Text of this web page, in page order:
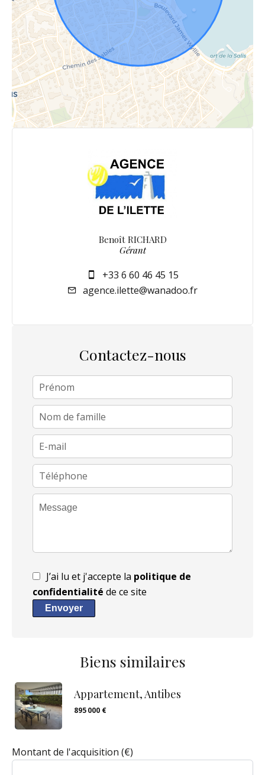
Benoît RICHARD
Gérant
+33 6 60 46 45 15
agence.ilette@wanadoo.fr
Contactez-nous
J’ai lu et j'accepte la politique de
confidentialité de ce site
Envoyer
Biens similaires
Appartement, Antibes
895 000 €
Montant de l'acquisition (€)